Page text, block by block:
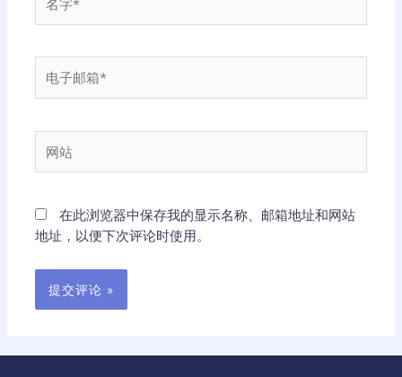
字
子
箱
站
在此浏览器中保存我的显示名称、邮箱地址和网站
地址，以便下次评论时使用。